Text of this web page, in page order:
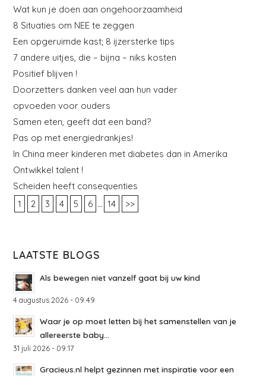
Wat kun je doen aan ongehoorzaamheid
8 Situaties om NEE te zeggen
Een opgeruimde kast; 8 ijzersterke tips
7 andere uitjes, die – bijna – niks kosten
Positief blijven !
Doorzetters danken veel aan hun vader
opvoeden voor ouders
Samen eten, geeft dat een band?
Pas op met energiedrankjes!
In China meer kinderen met diabetes dan in Amerika
Ontwikkel talent !
Scheiden heeft consequenties
1
2 3 4 5 6 ... 14 >>
LAATSTE BLOGS
Als bewegen niet vanzelf gaat bij uw kind
4 augustus 2026 - 09:49
Waar je op moet letten bij het samenstellen van je
allereerste baby...
31 juli 2026 - 09:17
Gracieus.nl helpt gezinnen met inspiratie voor een